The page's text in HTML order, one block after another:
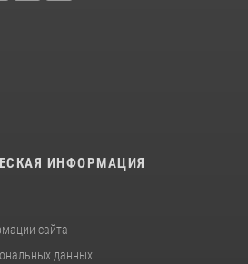
ИНФОРМАЦИЯ
сайта
данных